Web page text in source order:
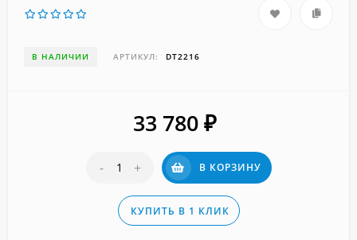
В НАЛИЧИИ АРТИКУЛ: DT2216
33 780 ₽
- + В КОРЗИНУ
КУПИТЬ В 1 КЛИК